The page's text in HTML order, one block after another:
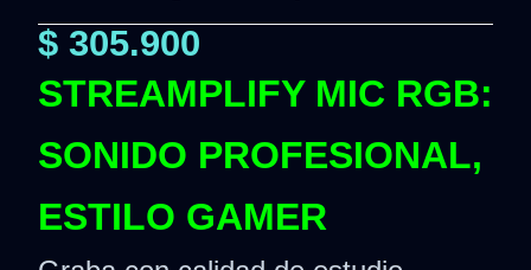
$ 305.900
STREAMPLIFY MIC RGB:
SONIDO PROFESIONAL,
ESTILO GAMER